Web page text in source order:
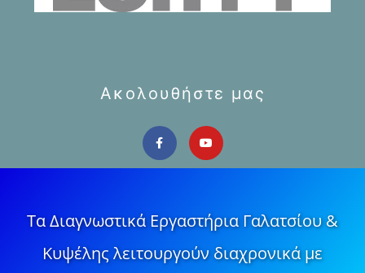
Ακολουθήστε μας
Τα Διαγνωστικά Εργαστήρια Γαλατσίου &
Κυψέλης λειτουργούν διαχρονικά με